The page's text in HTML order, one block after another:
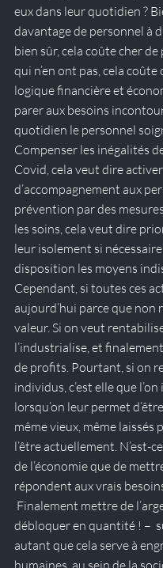
eux dans leur quotidien ?
davantage de personnel à
bien sûr, cela coûte cher
qui n’en ont pas, cela
logique financière et
parer aux besoins
quotidien le personnel
Compenser les inégalités
Covid, cela veut dire
d’accompagnement aux
prévention par des
les soins, cela veut dire
leur isolement si
disposition les moyens
Cependant, si toutes ces
aujourd’hui parce que
valeur. Si on veut
l’industrialise, et
de profits. Pourtant, si on
individus, c’est elle que
lorsqu’on leur permet
même vieux, même
l’être actuellement. N’est-
de l’économie que de
répondent aux vrais
débloquer en quantité ! –
autant que cela serve à
humaines, au sein de la